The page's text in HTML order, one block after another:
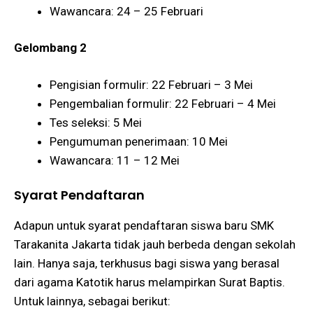
Wawancara: 24 – 25 Februari
Gelombang 2
Pengisian formulir: 22 Februari – 3 Mei
Pengembalian formulir: 22 Februari – 4 Mei
Tes seleksi: 5 Mei
Pengumuman penerimaan: 10 Mei
Wawancara: 11 – 12 Mei
Syarat Pendaftaran
Adapun untuk syarat pendaftaran siswa baru SMK
Tarakanita Jakarta tidak jauh berbeda dengan sekolah
lain. Hanya saja, terkhusus bagi siswa yang berasal
dari agama Katotik harus melampirkan Surat Baptis.
Untuk lainnya, sebagai berikut: